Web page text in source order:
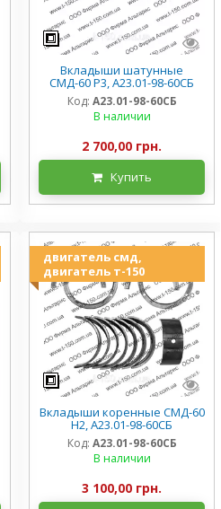
Вкладыши шатунные
СМД-60 Р3, А23.01-98-60СБ
Код: А23.01-98-60СБ
В наличии
2 700,00 грн.
Купить
двигатель смд,
двигатель т-150
Вкладыши коренные СМД-60
Н2, А23.01-98-60СБ
Код: А23.01-98-60СБ
В наличии
3 100,00 грн.